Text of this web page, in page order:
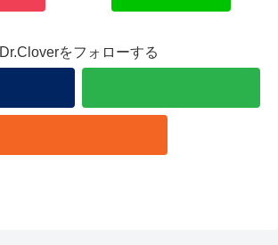
Dr.Cloverをフォローする